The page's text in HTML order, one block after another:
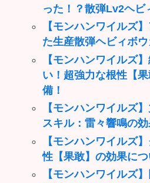
った！？散弾Lv2ヘビ
【モンハンワイルズ
た生産散弾ヘビィボウ
【モンハンワイルズ
い！超強力な根性【
備！
【モンハンワイルズ
スキル：雷々響鳴の
【モンハンワイルズ
性【果敢】の効果に
【モンハンワイルズ